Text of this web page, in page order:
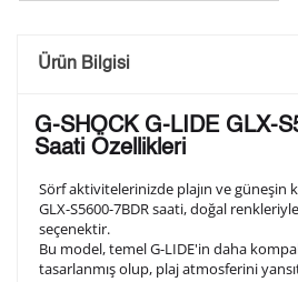
Saatini
arka kapağına gravür tekniği ile
olduğunuz şekilde işlenecektir.
1. Satır
Ürün Bilgisi
G-SHOCK G-LIDE GLX-
Saati Özellikleri
Sörf aktivitelerinizde plajın ve güneşin
GLX-S5600-7BDR saati, doğal
seçenektir.
Bu model, temel G-LIDE'in daha
tasarlanmış olup, plaj atmosferini